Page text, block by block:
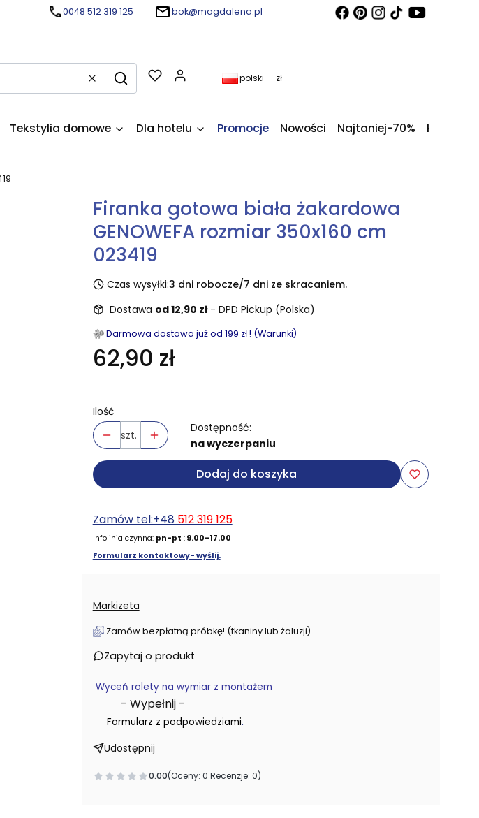
0048 512 319 125 bok@magdalena.pl
WyczyśćSzukaj
Produkty w koszyku: 0. Zobacz szczegóły
polski zł
Tekstylia domowe Dla hotelu Promocje Nowości Najtaniej-70% Kupony
Firanka gotowa biała żakardowa
GENOWEFA rozmiar 350x160 cm
023419
Czas wysyłki:3 dni robocze/7 dni ze skracaniem.
Dostawa od 12,90 zł - DPD Pickup (Polska)
Darmowa dostawa już od 199 zł ! (Warunki)
62,90 zł
Ilość
szt.
Dostępność:
na wyczerpaniu
Dodaj do koszyka
Zamów tel:+48 512 319 125
Infolinia czynna: pn-pt :9.00-17.00
Formularz kontaktowy- wyślij.
Markizeta
Zamów bezpłatną próbkę! (tkaniny lub żaluzji)
Zapytaj o produkt
Wyceń rolety na wymiar z montażem
- Wypełnij -
Formularz z podpowiedziami.
Udostępnij
0.00(Oceny: 0 Recenzje: 0)